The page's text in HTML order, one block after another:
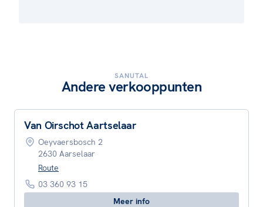
SANUTAL
Andere verkooppunten
Van Oirschot Aartselaar
Oeyvaersbosch 2
2630 Aarselaar
Route
03 360 93 15
Meer info